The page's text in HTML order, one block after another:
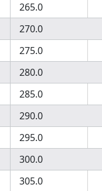
265.0
270.0
275.0
280.0
285.0
290.0
295.0
300.0
305.0